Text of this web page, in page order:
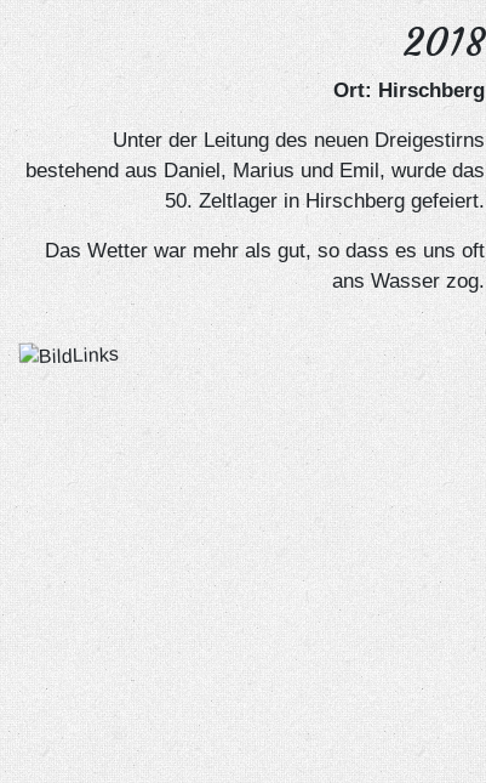
2018
Ort: Hirschberg
Unter der Leitung des neuen Dreigestirns
bestehend aus Daniel, Marius und Emil, wurde das
50. Zeltlager in Hirschberg gefeiert.
Das Wetter war mehr als gut, so dass es uns oft
ans Wasser zog.